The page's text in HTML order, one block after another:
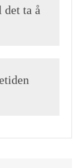
ta å